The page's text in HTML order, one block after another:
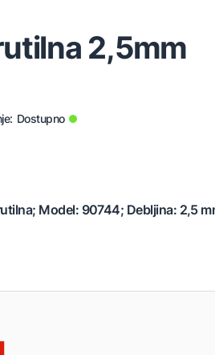
2,5mm
Dostupno
Model: 90744; Debljina: 2,5